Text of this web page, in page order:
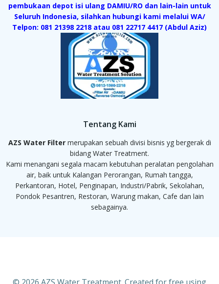
pembukaan depot isi ulang DAMIU/RO dan lain-lain untuk
Seluruh Indonesia, silahkan hubungi kami melalui WA/
Telpon: 081 21398 2218 atau 081 22717 4417 (Abdul Aziz)
Tentang Kami
AZS Water Filtermerupakan sebuah divisi bisnis yg bergerak di
bidang Water Treatment.
Kami menangani segala macam kebutuhan peralatan pengolahan
air, baik untuk Kalangan Perorangan, Rumah tangga,
Perkantoran, Hotel, Penginapan, Industri/Pabrik, Sekolahan,
Pondok Pesantren, Restoran, Warung makan, Cafe dan lain
sebagainya.
© 2026 AZS Water Treatment. Created for free using